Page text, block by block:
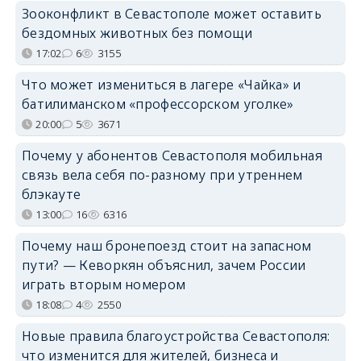
Зооконфликт в Севастополе может оставить
бездомных животных без помощи
17:02 6 3155
Что может измениться в лагере «Чайка» и
батилиманском «профессорском уголке»
20:00 5 3671
Почему у абонентов Севастополя мобильная
связь вела себя по-разному при утреннем
блэкауте
13:00 16 6316
Почему наш бронепоезд стоит на запасном
пути? — Кеворкян объяснил, зачем России
играть вторым номером
18:08 4 2550
Новые правила благоустройства Севастополя:
что изменится для жителей, бизнеса и